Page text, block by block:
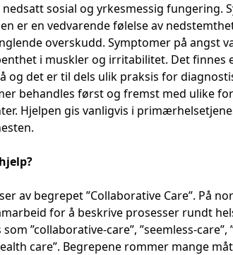
sosial og yrkesmessig fungering.
er en vedvarende følelse av
overskudd. Symptomer på angst
i muskler og irritabilitet. Det finnes
og det er til dels ulik praksis for
behandles først og fremst med ulike
Hjelpen gis vanligvis i
av begrepet ”Collaborative Care”. På
for å beskrive prosesser rundt
”collaborative-care”, ”seemless-care”,
care”. Begrepene rommer mange